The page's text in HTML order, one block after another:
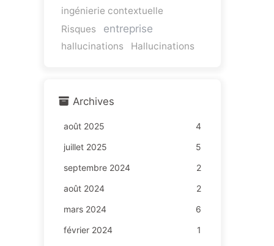
ingénierie contextuelle
Risques
entreprise
hallucinations Hallucinations
Archives
août 2025
4
juillet 2025
5
septembre 2024
2
août 2024
2
mars 2024
6
février 2024
1